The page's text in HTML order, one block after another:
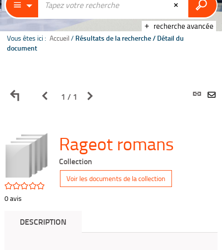
recherche avancée
Vous êtes ici : Accueil / Résultats de la recherche/ Détail du
document
Retour
résultats
de
recherche
Page
des
résultats
recherche
1 / 1
Page
des
résultats
recherche
/5
0avis
Rageot romans
Collection
Voir les documents de la collection
DESCRIPTION